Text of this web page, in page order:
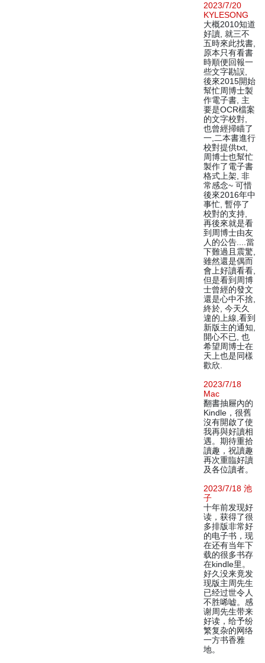
2023/7/20
KYLESONG
大概2010知道
好讀, 就三不
五時來此找書,
原本只有看書
時順便回報一
些文字勘誤,
後來2015開始
幫忙周博士製
作電子書, 主
要是OCR檔案
的文字校對,
也曾經掃瞄了
一,二本書進行
校對提供txt,
周博士也幫忙
製作了電子書
格式上架, 非
常感念~ 可惜
後來2016年中
事忙, 暫停了
校對的支持,
再後來就是看
到周博士由友
人的公告....當
下難過且震驚,
雖然還是偶而
會上好讀看看,
但是看到周博
士曾經的發文
還是心中不捨,
終於, 今天久
違的上線,看到
新版主的通知,
開心不已, 也
希望周博士在
天上也是同樣
歡欣.
2023/7/18
Mac
翻書抽屜內的
Kindle，很舊
沒有開啟了使
我再與好讀相
遇。期待重拾
讀趣，祝讀趣
再次重臨好讀
及各位讀者。
2023/7/18 池
子
十年前发现好
读，获得了很
多排版非常好
的电子书，现
在还有当年下
载的很多书存
在kindle里。
好久没来竟发
现版主周先生
已经过世令人
不胜唏嘘。感
谢周先生带来
好读，给予纷
繁复杂的网络
一方书香雅
地。